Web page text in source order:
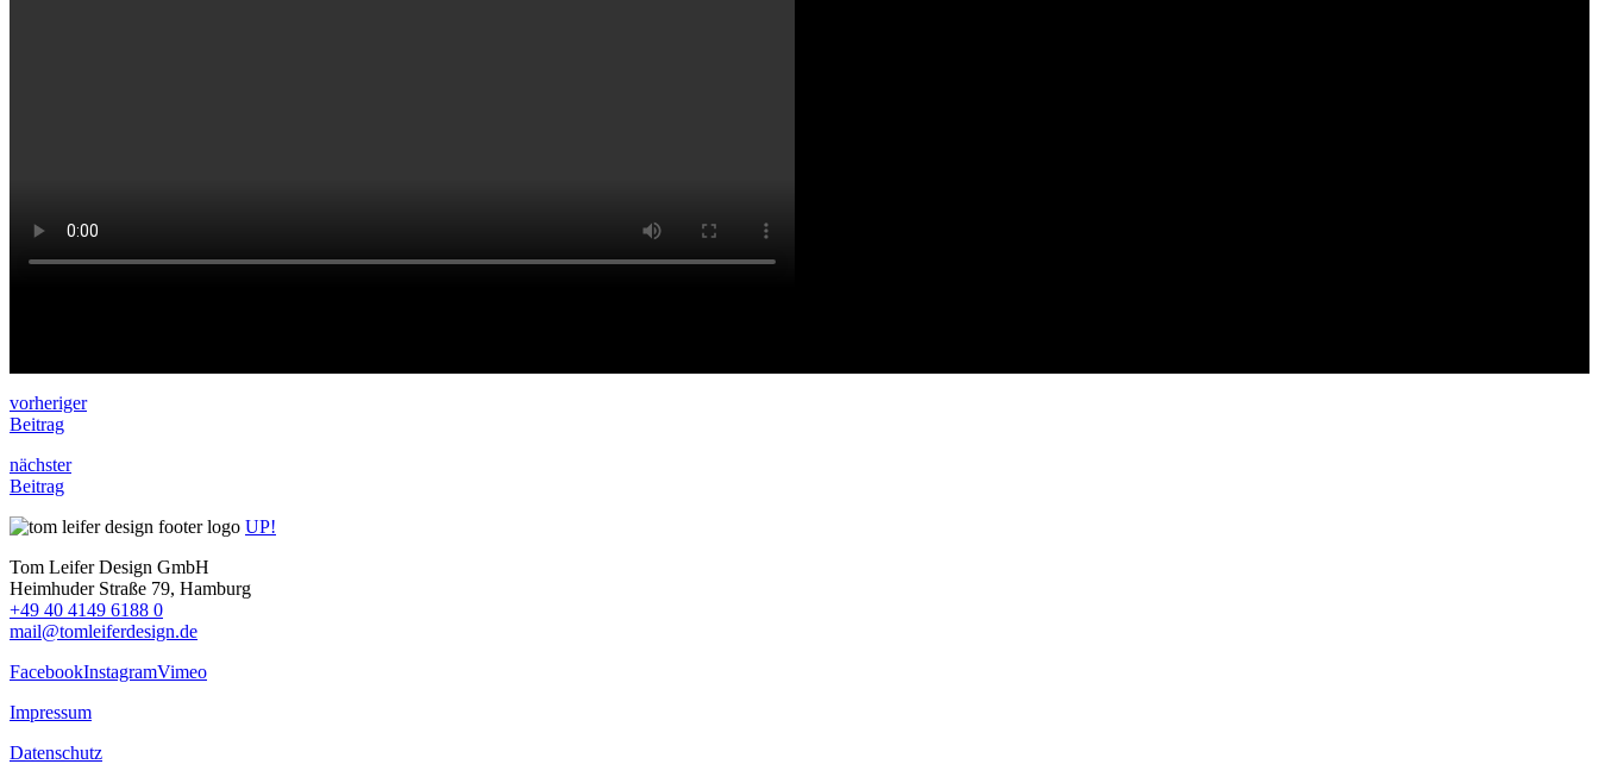
vorheriger
Beitrag
nächster
Beitrag
UP!
Tom Leifer Design GmbH
Heimhuder Straße 79, Hamburg
+49 40 4149 6188 0
mail@tomleiferdesign.de
FacebookInstagramVimeo
Impressum
Datenschutz